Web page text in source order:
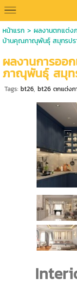
หน้าแรก > ผลงานตกแต่ง
บ้านคุณภาณุพันธุ์ สมุทรปร
ผลงานการออ
ภาณุพันธุ์ สมุท
Tags: bt26, bt26 ตกแต่งภ